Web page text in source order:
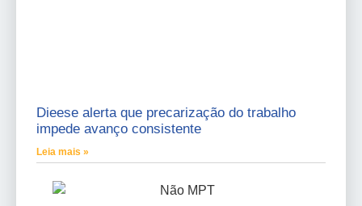
Dieese alerta que precarização do trabalho
impede avanço consistente
Leia mais »